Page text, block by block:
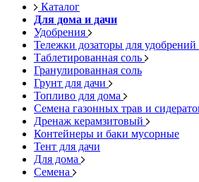
Каталог
Для дома и дачи
Удобрения
Тележки дозаторы для удобрений
Таблетированная соль
Гранулированная соль
Грунт для дачи
Топливо для дома
Семена газонных трав и
Дренаж керамзитовый
Контейнеры и баки мусорные
Тент для дачи
Для дома
Семена